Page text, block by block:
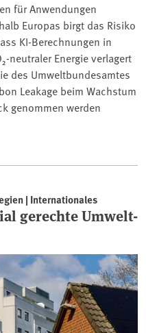
für Anwendungen
Europas birgt das Risiko
KI-Berechnungen in
neutraler Energie verlagert
des Umweltbundesamtes
Leakage beim Wachstum
genommen werden
| Internationales
gerechte Umwelt-